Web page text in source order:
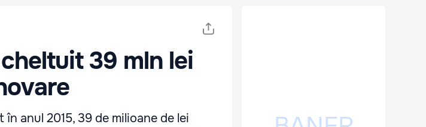
39 mln lei
anul 2015, 39 de milioane de lei